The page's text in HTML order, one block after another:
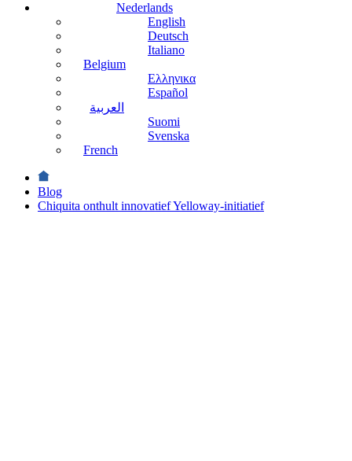
Nederlands
English
Deutsch
Italiano
Belgium
Ελληνικα
Español
العربية
Suomi
Svenska
French
Blog
Chiquita onthult innovatief Yelloway-initiatief